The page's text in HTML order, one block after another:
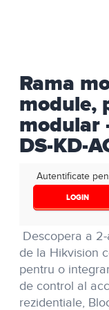
Rama
module,
modular
DS-KD-
Autentificate
LOGIN
Descopera a
de la Hikvision
pentru o
de control al
rezidentiale,